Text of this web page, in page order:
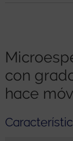
con
hace